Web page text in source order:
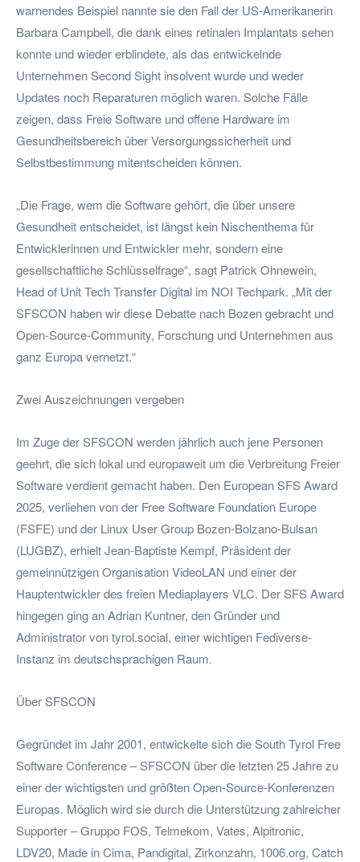
warnendes Beispiel nannte sie den Fall der US-Amerikanerin
Barbara Campbell, die dank eines retinalen Implantats sehen
konnte und wieder erblindete, als das entwickelnde
Unternehmen Second Sight insolvent wurde und weder
Updates noch Reparaturen möglich waren. Solche Fälle
zeigen, dass Freie Software und offene Hardware im
Gesundheitsbereich über Versorgungssicherheit und
Selbstbestimmung mitentscheiden können.
„Die Frage, wem die Software gehört, die über unsere
Gesundheit entscheidet, ist längst kein Nischenthema für
Entwicklerinnen und Entwickler mehr, sondern eine
gesellschaftliche Schlüsselfrage“, sagt Patrick Ohnewein,
Head of Unit Tech Transfer Digital im NOI Techpark. „Mit der
SFSCON haben wir diese Debatte nach Bozen gebracht und
Open-Source-Community, Forschung und Unternehmen aus
ganz Europa vernetzt.“
Zwei Auszeichnungen vergeben
Im Zuge der SFSCON werden jährlich auch jene Personen
geehrt, die sich lokal und europaweit um die Verbreitung Freier
Software verdient gemacht haben. Den European SFS Award
2025, verliehen von der Free Software Foundation Europe
(FSFE) und der Linux User Group Bozen-Bolzano-Bulsan
(LUGBZ), erhielt Jean-Baptiste Kempf, Präsident der
gemeinnützigen Organisation VideoLAN und einer der
Hauptentwickler des freien Mediaplayers VLC. Der SFS Award
hingegen ging an Adrian Kuntner, den Gründer und
Administrator von tyrol.social, einer wichtigen Fediverse-
Instanz im deutschsprachigen Raum.
Über SFSCON
Gegründet im Jahr 2001, entwickelte sich die South Tyrol Free
Software Conference – SFSCON über die letzten 25 Jahre zu
einer der wichtigsten und größten Open-Source-Konferenzen
Europas. Möglich wird sie durch die Unterstützung zahlreicher
Supporter – Gruppo FOS, Telmekom, Vates, Alpitronic,
LDV20, Made in Cima, Pandigital, Zirkonzahn, 1006.org, Catch